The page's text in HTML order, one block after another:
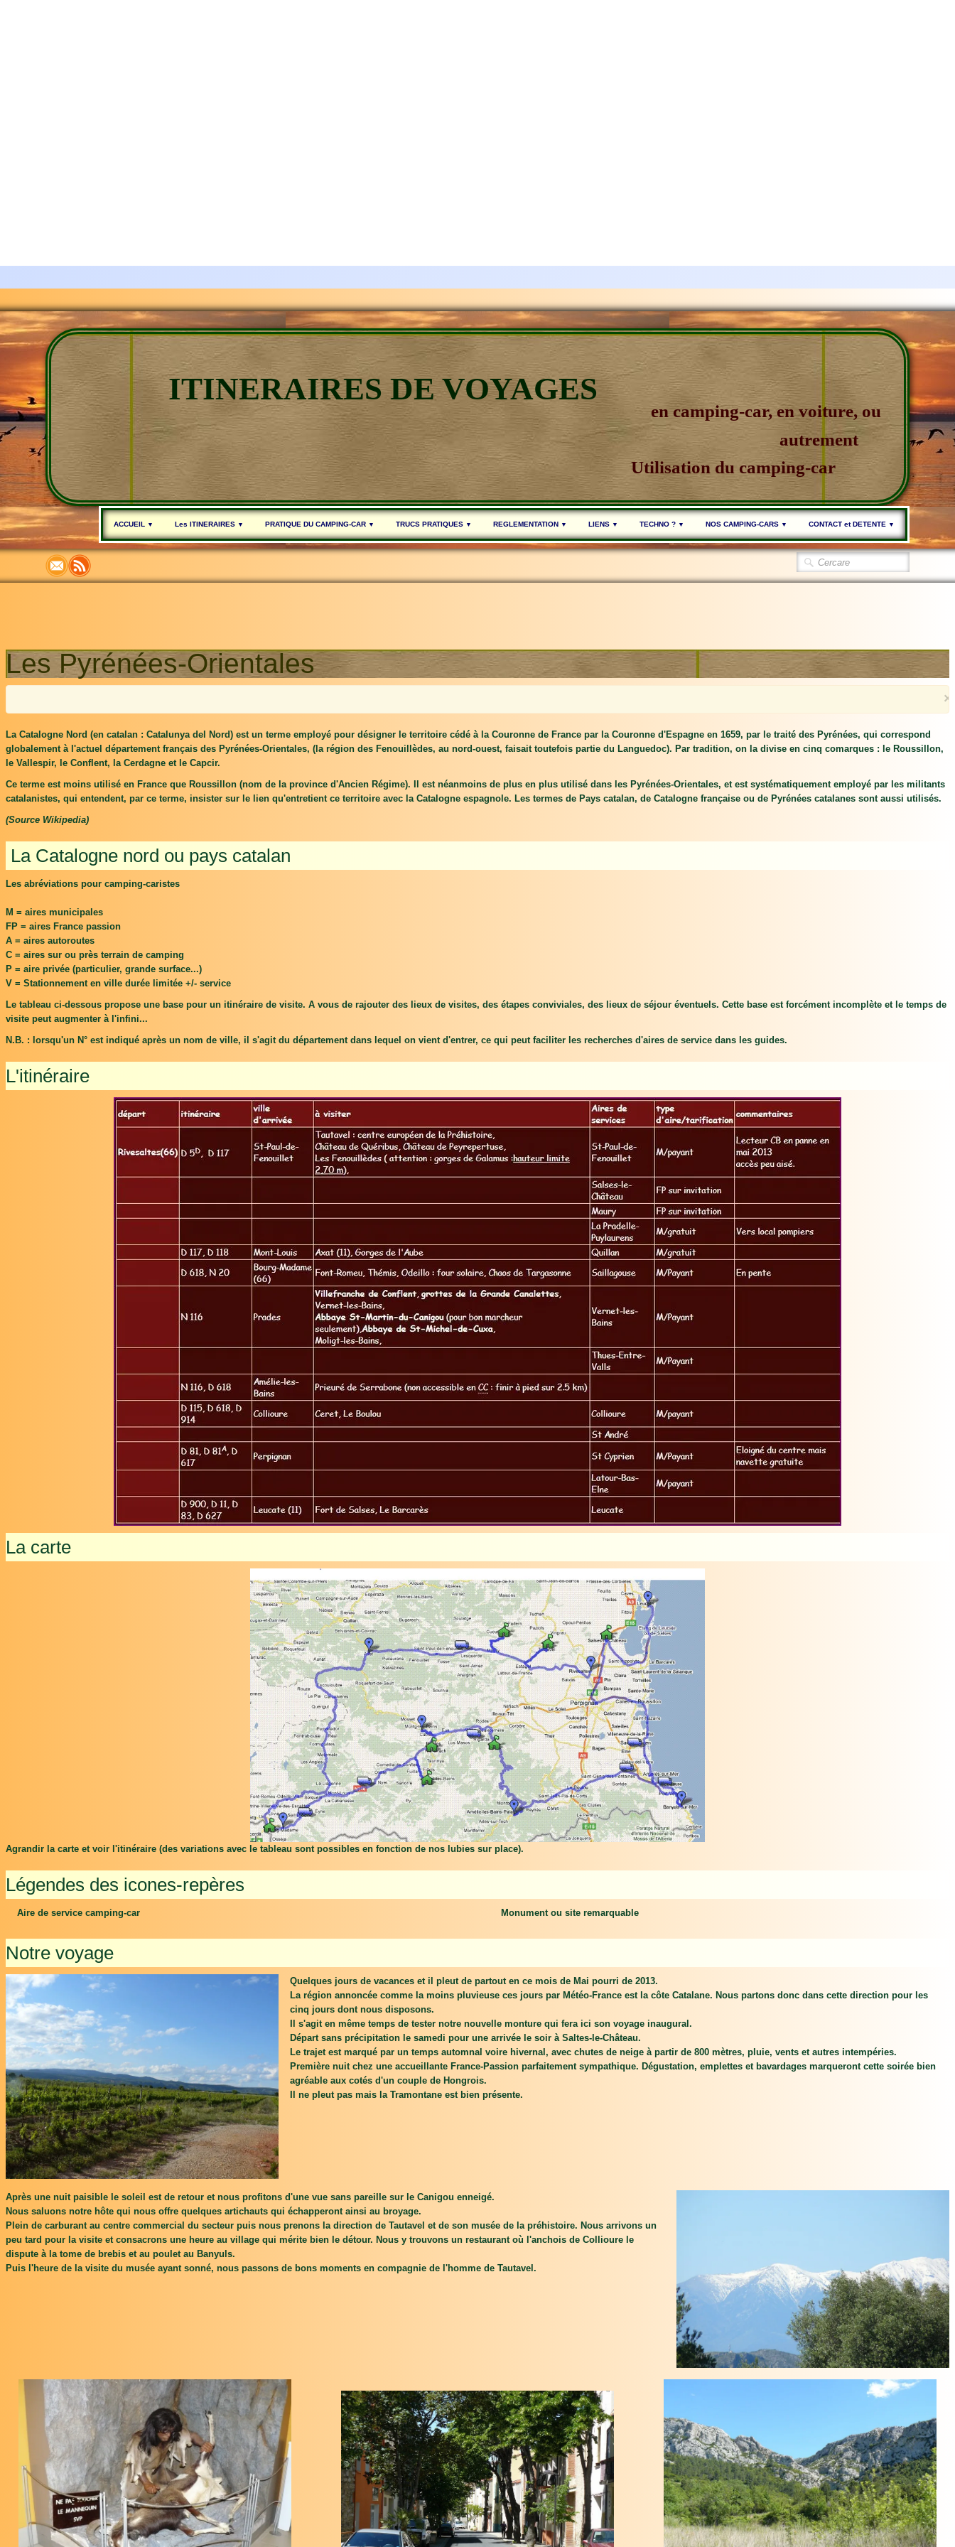
ITINERAIRES DE VOYAGES
en camping-car, en voiture, ou
autrement
Utilisation du camping-car
ACCUEIL ▼ Les ITINERAIRES ▼ PRATIQUE DU CAMPING-CAR ▼ TRUCS PRATIQUES ▼ REGLEMENTATION ▼ LIENS ▼ TECHNO ? ▼ NOS CAMPING-CARS ▼ CONTACT et DETENTE ▼
Les Pyrénées-Orientales
×
La Catalogne Nord (en catalan : Catalunya del Nord) est un terme employé pour désigner le territoire cédé à la Couronne de France par la Couronne d'Espagne en 1659, par le traité des Pyrénées, qui correspond
globalement à l'actuel département français des Pyrénées-Orientales, (la région des Fenouillèdes, au nord-ouest, faisait toutefois partie du Languedoc). Par tradition, on la divise en cinq comarques : le Roussillon,
le Vallespir, le Conflent, la Cerdagne et le Capcir.
Ce terme est moins utilisé en France que Roussillon (nom de la province d'Ancien Régime). Il est néanmoins de plus en plus utilisé dans les Pyrénées-Orientales, et est systématiquement employé par les militants
catalanistes, qui entendent, par ce terme, insister sur le lien qu'entretient ce territoire avec la Catalogne espagnole. Les termes de Pays catalan, de Catalogne française ou de Pyrénées catalanes sont aussi utilisés.
(Source Wikipedia)
La Catalogne nord ou pays catalan
Les abréviations pour camping-caristes
M = aires municipales
FP = aires France passion
A = aires autoroutes
C = aires sur ou près terrain de camping
P = aire privée (particulier, grande surface...)
V = Stationnement en ville durée limitée +/- service
Le tableau ci-dessous propose une base pour un itinéraire de visite. A vous de rajouter des lieux de visites, des étapes conviviales, des lieux de séjour éventuels. Cette base est forcément incomplète et le temps de
visite peut augmenter à l'infini...
N.B. : lorsqu'un N° est indiqué après un nom de ville, il s'agit du département dans lequel on vient d'entrer, ce qui peut faciliter les recherches d'aires de service dans les guides.
L'itinéraire
La carte
Agrandir la carte et voir l'itinéraire (des variations avec le tableau sont possibles en fonction de nos lubies sur place).
Légendes des icones-repères
Aire de service camping-car Monument ou site remarquable
Notre voyage
Quelques jours de vacances et il pleut de partout en ce mois de Mai pourri de 2013.
La région annoncée comme la moins pluvieuse ces jours par Météo-France est la côte Catalane. Nous partons donc dans cette direction pour les
cinq jours dont nous disposons.
Il s'agit en même temps de tester notre nouvelle monture qui fera ici son voyage inaugural.
Départ sans précipitation le samedi pour une arrivée le soir à Saltes-le-Château.
Le trajet est marqué par un temps automnal voire hivernal, avec chutes de neige à partir de 800 mètres, pluie, vents et autres intempéries.
Première nuit chez une accueillante France-Passion parfaitement sympathique. Dégustation, emplettes et bavardages marqueront cette soirée bien
agréable aux cotés d'un couple de Hongrois.
Il ne pleut pas mais la Tramontane est bien présente.
Après une nuit paisible le soleil est de retour et nous profitons d'une vue sans pareille sur le Canigou enneigé.
Nous saluons notre hôte qui nous offre quelques artichauts qui échapperont ainsi au broyage.
Plein de carburant au centre commercial du secteur puis nous prenons la direction de Tautavel et de son musée de la préhistoire. Nous arrivons un
peu tard pour la visite et consacrons une heure au village qui mérite bien le détour. Nous y trouvons un restaurant où l'anchois de Collioure le
dispute à la tome de brebis et au poulet au Banyuls.
Puis l'heure de la visite du musée ayant sonné, nous passons de bons moments en compagnie de l'homme de Tautavel.